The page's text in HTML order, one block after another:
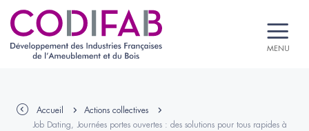
MENU
Accueil
Actions collectives
Job Dating, Journées portes ouvertes : des solutions pour tous rapides à